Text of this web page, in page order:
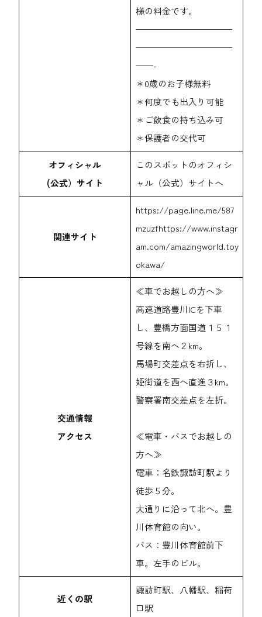
様の料金です。
———————————
———————————
——-
＊0歳のお子様無料
＊何度でも出入り可能
＊ご飲食の持ち込み可
＊保護者の交代可
オフィシャル
(公式）サイト
このスポットのオフィシ
ャル（公式）サイトへ
関連サイト
https://page.line.me/587
mzuzfhttps://www.instagr
am.com/amazingworld.toy
okawa/
交通情報
アクセス
≪車でお越しの方へ≫
高速道路豊川ICを下車
し、豊橋方面国道１５１
号線を南へ２km。
馬場町交差点を右折し、
姫街道を西へ直進３km。
警察署南交差点を左折。
≪電車・バスでお越しの
方へ≫
電車：名鉄諏訪町駅より
徒歩５分。
大通りに沿って北へ。豊
川体育館の向い。
バス：豊川体育館前下
車。左手のビル。
近くの駅
諏訪町駅、 八幡駅、 稲荷
口駅